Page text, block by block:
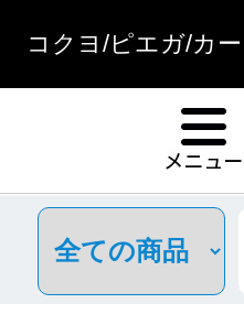
コクヨ/ピエガ/カ